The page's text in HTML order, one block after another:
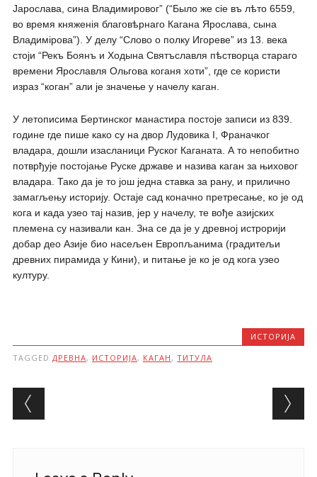
Јарослава, сина Владимировог” (“Было же сіе въ лѣто 6559,
во время княженія благовѣрнаго Кагана Ярослава, сына
Владимірова”). У делу “Слово о полку Игореве” из 13. века
стоји “Рекъ Боянъ и Ходына Святъславля пѣстворца стараго
времени Ярославля Ольгова коганя хоти”, где се користи
израз “коган” али је значење у начелу каган.
У летописима Бертинског манастира постоје записи из 839.
године где пише како су на двор Лудовика I, Франачког
владара, дошли изасланици Руског Каганата. А то непобитно
потврђује постојање Руске државе и назива каган за њиховог
владара. Тако да је то још једна ставка за рану, и прилично
замагљењу историју. Остаје сад коначно претресање, ко је од
кога и када узео тај назив, јер у начелу, те вође азијских
племена су називали кан. Зна се да је у древној истрорији
добар део Азије био насељен Европљанима (градитељи
древних пирамида у Кини), и питање је ко је од кога узео
културу.
ИСТОРИЈА
TAGGED ДРЕВНА, ИСТОРИЈА, КАГАН , ТИТУЛА
Post navigation